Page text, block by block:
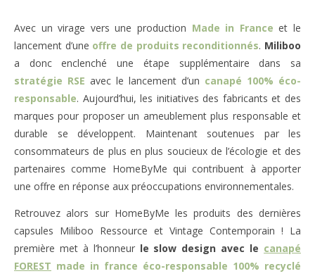
Avec un virage vers une production Made in France et le
lancement d’une offre de produits reconditionnés. Miliboo
a donc enclenché une étape supplémentaire dans sa
stratégie RSE avec le lancement d’un canapé 100% éco-
responsable. Aujourd’hui, les initiatives des fabricants et des
marques pour proposer un ameublement plus responsable et
durable se développent. Maintenant soutenues par les
consommateurs de plus en plus soucieux de l’écologie et des
partenaires comme HomeByMe qui contribuent à apporter
une offre en réponse aux préoccupations environnementales.
Retrouvez alors sur HomeByMe les produits des dernières
capsules Miliboo Ressource et Vintage Contemporain ! La
première met à l’honneur le slow design avec le canapé
FOREST made in france éco-responsable 100% recyclé